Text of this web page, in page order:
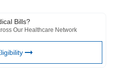
Bills?
Our Healthcare Network